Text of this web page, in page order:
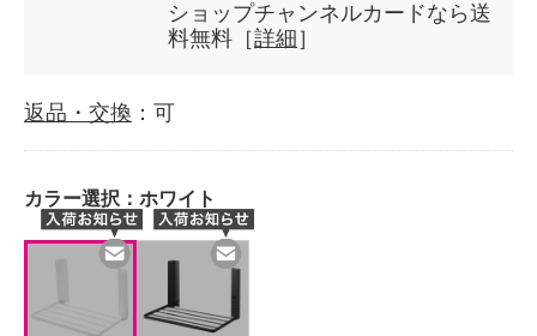
ショップチャンネルカードなら送
料無料［詳細 ］
返品・交換 ：可
カラー選択： ホワイト